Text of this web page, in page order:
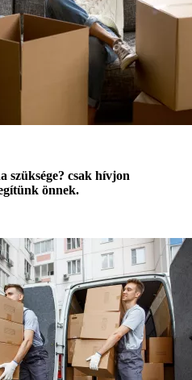
szüksége? csak hívjon
önnek.